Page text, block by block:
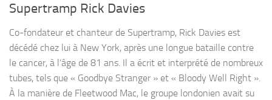
Supertramp Rick Davies
Co-fondateur et chanteur de Supertramp, Rick Davies est
décédé chez lui à New York, après une longue bataille contre
le cancer, à l’âge de 81 ans. Il a écrit et interprété de nombreux
tubes, tels que « Goodbye Stranger » et « Bloody Well Right ».
À la manière de Fleetwood Mac, le groupe londonien avait su